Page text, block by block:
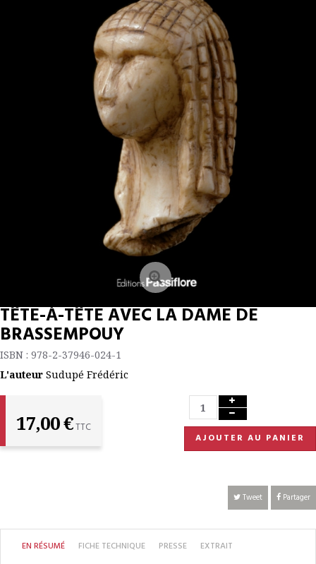
TÊTE-À-TÊTE AVEC LA DAME DE
BRASSEMPOUY
ISBN : 978-2-37946-024-1
L'auteur Sudupé Frédéric
17,00 €TTC
AJOUTER AU PANIER
Tweet Partager
EN RÉSUMÉ FICHE TECHNIQUE PRESSE EXTRAIT